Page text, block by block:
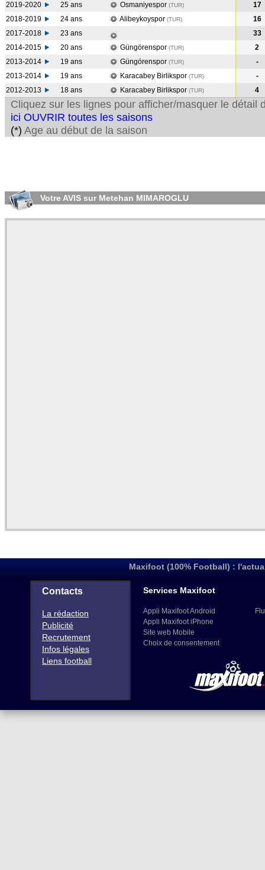
2019-2020
25 ans Osmaniyespor (TUR)
17
2018-2019
24 ans Alibeykoyspor (TUR)
16
2017-2018
23 ans
33
2014-2015
20 ans Güngörenspor (TUR)
2
2013-2014
19 ans Güngörenspor (TUR)
-
2013-2014
19 ans Karacabey Birlikspor (TUR)
-
2012-2013
18 ans Karacabey Birlikspor (TUR) 4
Cliquez sur les lignes pour afficher/masquer le détail
ici OUVRIR toutes les saisons
(*) Age au début de la saison
Votre AVIS sur Metehan MIMAROGLU
Maxifoot (100% Football) :
Contacts
La rédaction
Publicité
Recrutement
Infos légales
Liens football
Services Maxifoot
Appli Maxifoot Android
Appli Maxifoot iPhone
Site web Mobile
Choix de consentement